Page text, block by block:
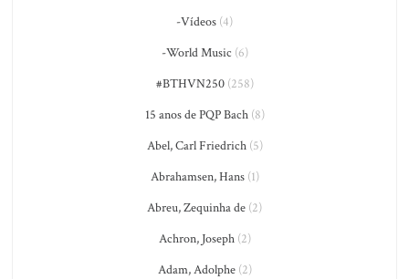
-Vídeos (4)
-World Music (6)
#BTHVN250(258)
15 anos de PQP Bach(8)
Abel, Carl Friedrich(5)
Abrahamsen, Hans(1)
Abreu, Zequinha de (2)
Achron, Joseph(2)
Adam, Adolphe(2)